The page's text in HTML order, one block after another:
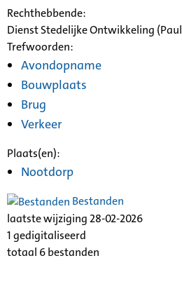
Rechthebbende:
Dienst Stedelijke Ontwikkeling
Trefwoorden:
Avondopname
Bouwplaats
Brug
Verkeer
Plaats(en):
Nootdorp
Bestanden
laatste wijziging 28-02-2026
1 gedigitaliseerd
totaal 6 bestanden